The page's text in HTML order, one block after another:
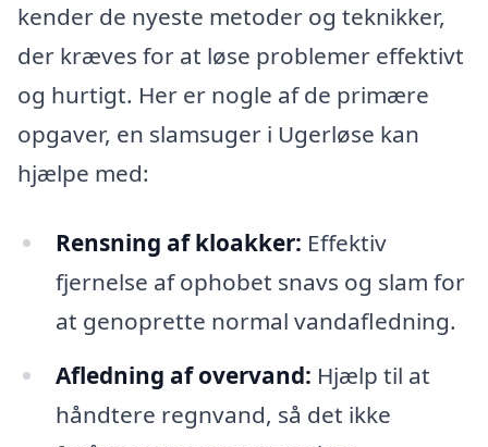
kender de nyeste metoder og teknikker,
der kræves for at løse problemer effektivt
og hurtigt. Her er nogle af de primære
opgaver, en slamsuger i Ugerløse kan
hjælpe med:
Rensning af kloakker: Effektiv
fjernelse af ophobet snavs og slam for
at genoprette normal vandafledning.
Afledning af overvand: Hjælp til at
håndtere regnvand, så det ikke